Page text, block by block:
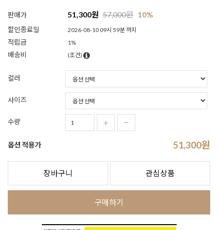
판매가 51,300원 57,000원 10%
할인종료일 2026-08-10 09시 59분 까지
적립금 1%
배송비 (조건)
컬러
사이즈
수량
옵션 적용가 51,300원
장바구니 관심상품
구매하기